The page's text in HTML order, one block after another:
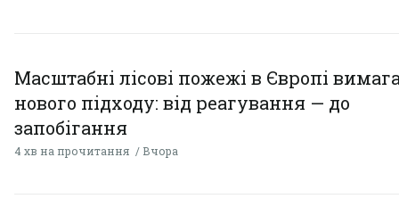
Масштабні лісові пожежі в Європі
нового підходу: від реагування — до
запобігання
4 хв на прочитання Вчора